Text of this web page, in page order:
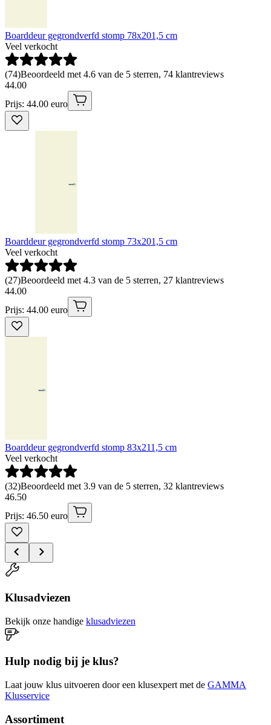
Boarddeur gegrondverfd stomp 78x201,5 cm
Veel verkocht
(74)Beoordeeld met 4.6 van de 5 sterren, 74 klantreviews
44.00
Prijs: 44.00 euro
Boarddeur gegrondverfd stomp 73x201,5 cm
Veel verkocht
(27)Beoordeeld met 4.3 van de 5 sterren, 27 klantreviews
44.00
Prijs: 44.00 euro
Boarddeur gegrondverfd stomp 83x211,5 cm
Veel verkocht
(32)Beoordeeld met 3.9 van de 5 sterren, 32 klantreviews
46.50
Prijs: 46.50 euro
Klusadviezen
Bekijk onze handige klusadviezen
Hulp nodig bij je klus?
Laat jouw klus uitvoeren door een klusexpert met de GAMMA
Klusservice
Assortiment